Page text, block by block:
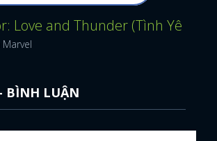
Love and Thunder (Tình Yêu Và
Marvel
BÌNH LUẬN